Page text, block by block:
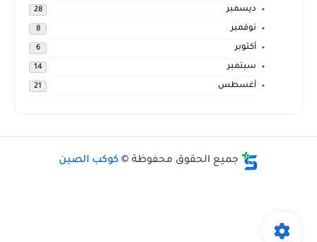
ديسمبر 28
نوفمبر 8
أكتوبر 6
سبتمبر 14
أغسطس 21
جميع الحقوق محفوظة © كوكب الصين